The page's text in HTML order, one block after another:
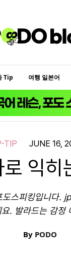
Tip 여행 일본어
TIP JUNE 16,
익히
스피킹입니다.
. 발라드는 감정
By PODO